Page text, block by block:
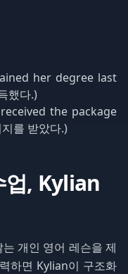
her degree last
했다.)
the package
를 받았다.)
업, Kylian
개인 영어 레슨을 제
하면 Kylian이 구조화